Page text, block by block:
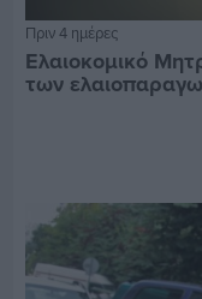
Πριν 4 ημέρες
Ελαιοκομικό
των